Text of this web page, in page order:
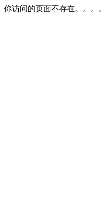
你访问的页面不存在。。。。